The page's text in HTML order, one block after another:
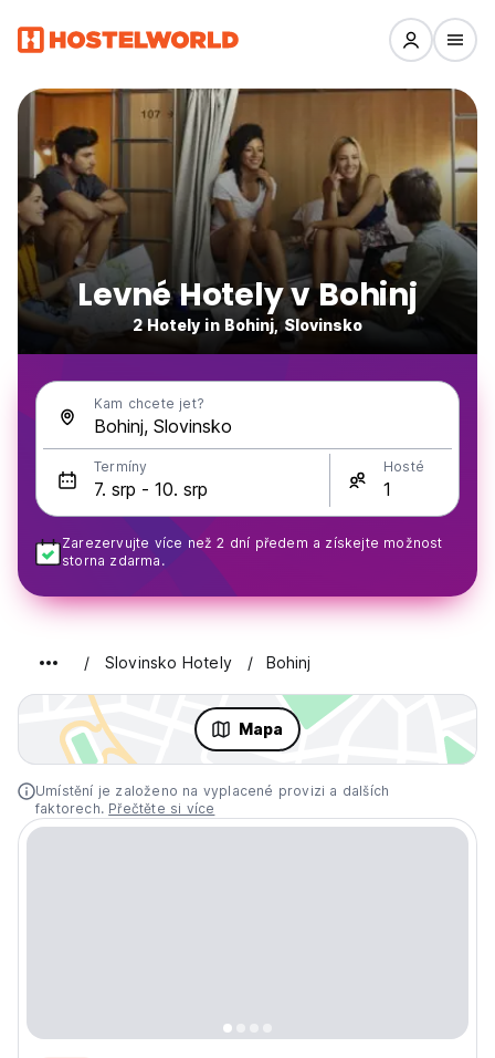
Levné Hotely v Bohinj
2 Hotely in Bohinj, Slovinsko
Kam chcete jet?
Termíny Hosté
Zarezervujte více než 2 dní předem a získejte možnost
storna zdarma.
Slovinsko Hotely Bohinj
Mapa
Umístění je založeno na vyplacené provizi a dalších
faktorech. Přečtěte si více